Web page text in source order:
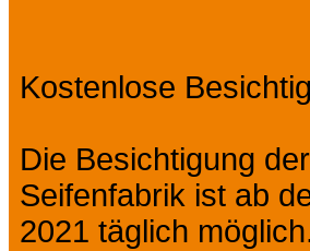
Kostenlose
Die Besichtigung der
Seifenfabrik ist ab
2021 täglich